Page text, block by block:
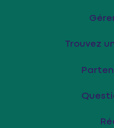
Trouvez